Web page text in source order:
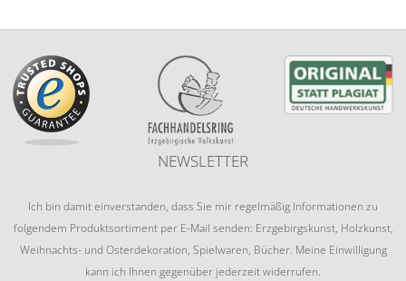
NEWSLETTER
Ich bin damit einverstanden, dass Sie mir regelmäßig Informationen zu
folgendem Produktsortiment per E-Mail senden: Erzgebirgskunst, Holzkunst,
Weihnachts- und Osterdekoration, Spielwaren, Bücher. Meine Einwilligung
kann ich Ihnen gegenüber jederzeit widerrufen.